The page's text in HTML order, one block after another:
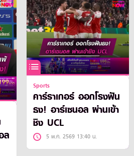
Sports
คาร์ราเกอร์ ออกโรงฟัน
ธง! อาร์เซนอล ผ่านเข้า
ชิง UCL
5 พ.ค. 2569 13:40 น.